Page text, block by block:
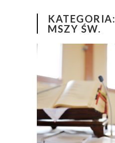
KATEGORIA:
MSZY ŚW.